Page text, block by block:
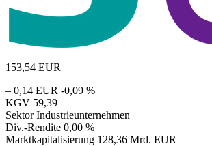
153,54 EUR
– 0,14 EUR -0,09 %
KGV 59,39
Sektor Industrieunternehmen
Div.-Rendite 0,00 %
Marktkapitalisierung 128,36 Mrd. EUR